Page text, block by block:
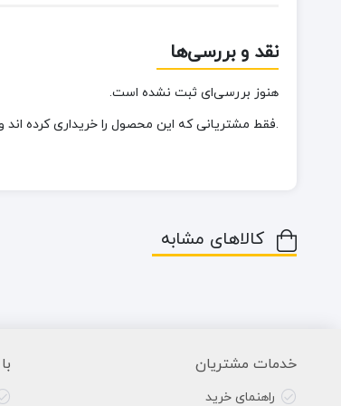
نقد و بررسی‌ها
هنوز بررسی‌ای ثبت نشده است.
.فقط مشتریانی که این محصول را خریداری کرده اند
کالاهای مشابه
خدمات مشتریان
راهنمای خرید